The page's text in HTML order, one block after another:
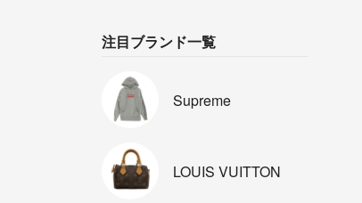
注目ブランド一覧
Supreme
LOUIS VUITTON